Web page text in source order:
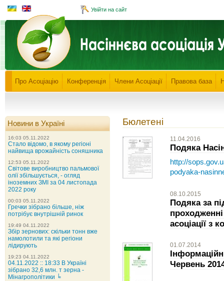
Увійти на сайт
Про Асоціацію Конференція Члени Асоціації Правова база
Бюлетені
11.04.2016
Подяка
http://
podyaka-
08.10.2015
Подяка за
асоціації з
01.07.2014
Червень
Новини в Україні
16:03 05.11.2022
Стало відомо, в якому регіоні
найвища врожайність соняшника
12:53 05.11.2022
Світове виробництво пальмової
олії збільшується, - огляд
іноземних ЗМІ за 04 листопада
2022 року
00:03 05.11.2022
Гречки зібрано більше, ніж
потрібує внутрішній ринок
19:49 04.11.2022
Збір зернових: скільки тонн вже
намолотили та які регіони
лідирують
19:23 04.11.2022
04.11.2022 :: 18:33 В Україні
зібрано 32,6 млн. т зерна -
Мінагрополітики ╘